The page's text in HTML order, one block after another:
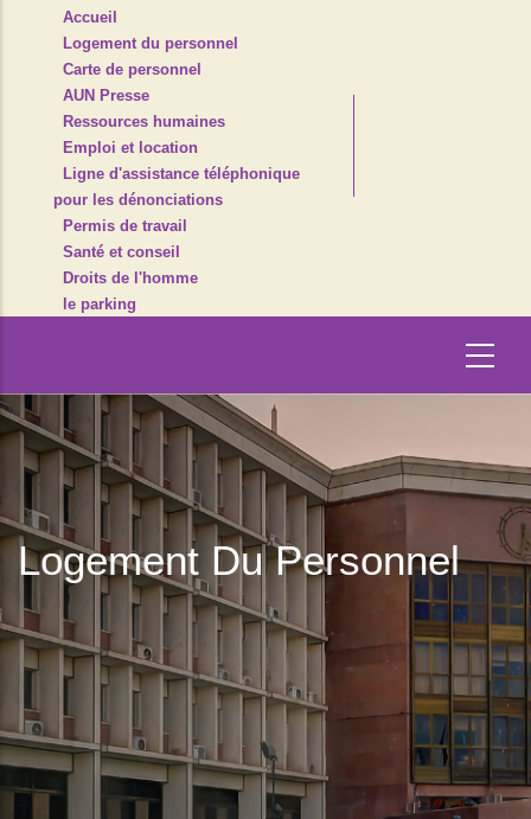
HEADER
NAVIGATION
Accueil
Logement du personnel
Carte de personnel
AUN Presse
Ressources humaines
Emploi et location
Ligne d'assistance téléphonique
pour les dénonciations
Permis de travail
Santé et conseil
Droits de l'homme
le parking
Logement Du Personnel